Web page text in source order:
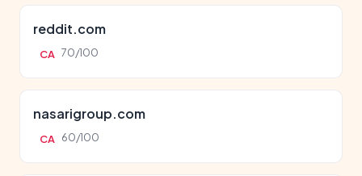
reddit.com
CA 70/100
nasarigroup.com
CA 60/100